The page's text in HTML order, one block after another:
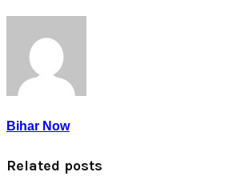
Bihar Now
Related posts